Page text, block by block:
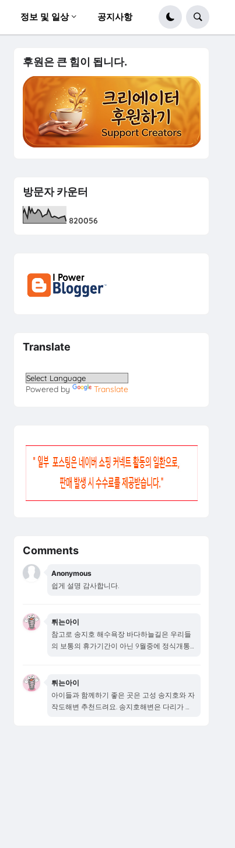
정보 및 일상 공지사항
후원은 큰 힘이 됩니다.
방문자 카운터
820056
Translate
Powered by Translate
Comments
Anonymous
쉽게 설명 감사합니다.
튀는아이
참고로 송지호 해수욕장 바다하늘길은 우리들
의 보통의 휴가기간이 아닌 9월중에 정식개통
튀는아이
아이들과 함께하기 좋은 곳은 고성 송지호와 자
작도해변 추천드려요. 송지호해변은 다리가 새